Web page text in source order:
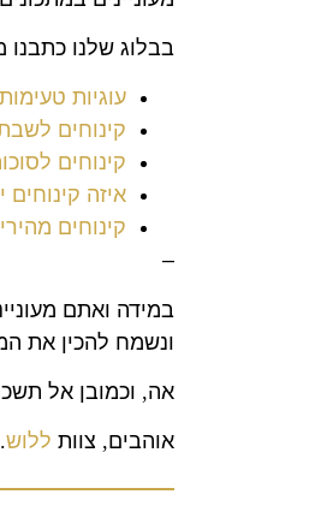
בבלוג שלנו
עוגיות
קינוחים
קינוחים
איזה קינוחים
קינוחים
–
במידה ואתם
ונשמח להכין את
אה, וכמובן אל
אוהבים, צוות ללוש.